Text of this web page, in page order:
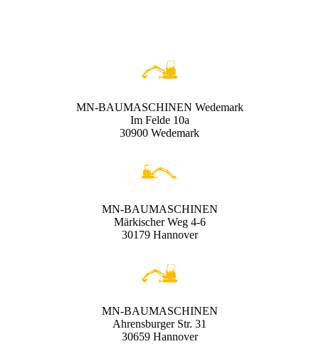
MN-BAUMASCHINEN Wedemark
Im Felde 10a
30900 Wedemark
MN-BAUMASCHINEN
Märkischer Weg 4-6
30179 Hannover
MN-BAUMASCHINEN
Ahrensburger Str. 31
30659 Hannover